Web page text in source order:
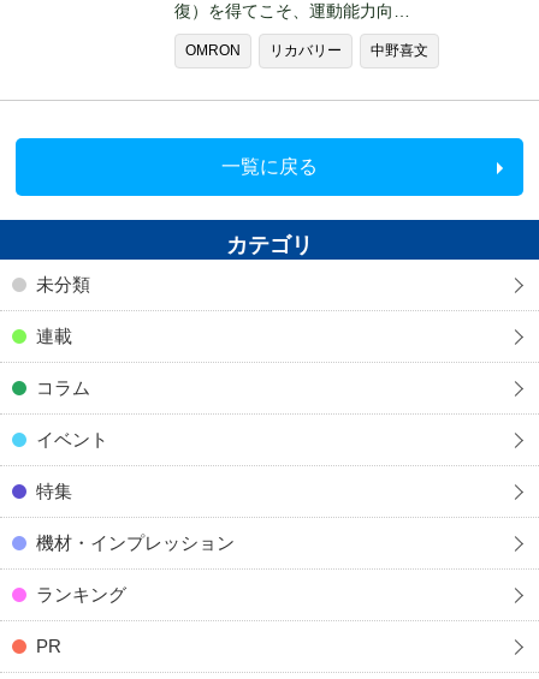
復）を得てこそ、運動能力向…
OMRON リカバリー 中野喜文
一覧に戻る
カテゴリ
未分類
連載
コラム
イベント
特集
機材・インプレッション
ランキング
PR